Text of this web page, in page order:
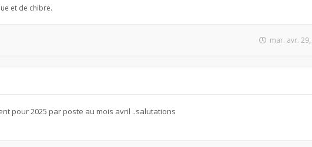
et de chibre.
mar. avr.
pour 2025 par poste au mois avril ..salutations